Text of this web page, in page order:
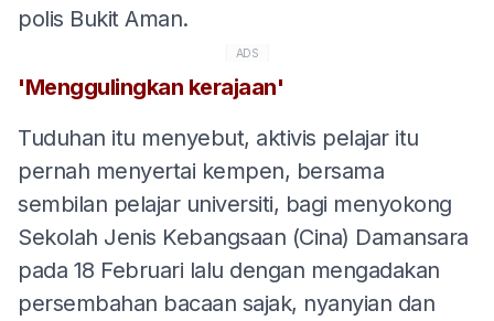
polis Bukit Aman.
ADS
'Menggulingkan kerajaan'
Tuduhan itu menyebut, aktivis pelajar itu
pernah menyertai kempen, bersama
sembilan pelajar universiti, bagi menyokong
Sekolah Jenis Kebangsaan (Cina) Damansara
pada 18 Februari lalu dengan mengadakan
persembahan bacaan sajak, nyanyian dan